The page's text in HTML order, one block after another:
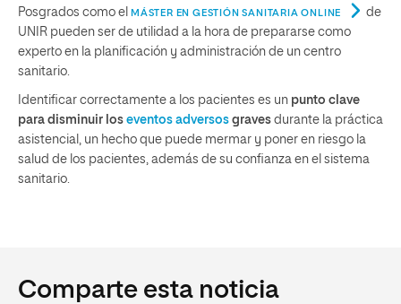
Posgrados como el
MÁSTER EN GESTIÓN SANITARIA ONLINE
de
UNIR pueden ser de utilidad a la hora de prepararse como
experto en la planificación y administración de un centro
sanitario.
Identificar correctamente a los pacientes es un punto clave
para disminuir los eventos adversos graves durante la práctica
asistencial, un hecho que puede mermar y poner en riesgo la
salud de los pacientes, además de su confianza en el sistema
sanitario.
Comparte esta noticia